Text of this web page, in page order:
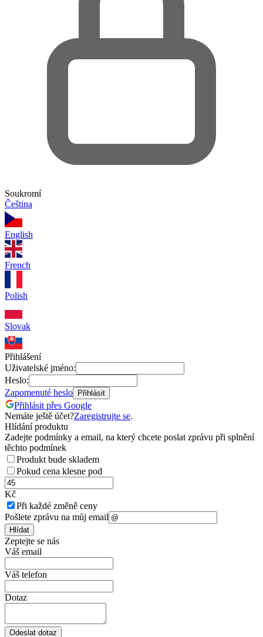
Soukromí
Čeština
English
French
Polish
Slovak
Přihlášení
Uživatelské jméno:
Heslo:
Zapomenuté heslo
Přihlásit
Přihlásit přes Google
Nemáte ještě účet?Zaregistrujte se.
Hlídání produktu
Zadejte podmínky a email, na který chcete poslat zprávu při splnění
těchto podmínek
Produkt bude skladem
Pokud cena klesne pod
Kč
Při každé změně ceny
Pošlete zprávu na můj email
Hlídat
Zeptejte se nás
Váš email
Váš telefon
Dotaz
Odeslat dotaz